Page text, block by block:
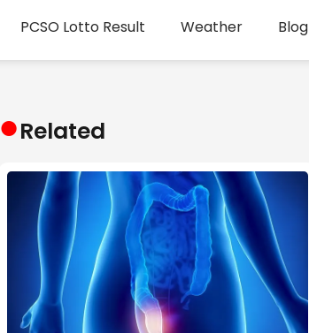
PCSO Lotto Result Weather Blog
●Related